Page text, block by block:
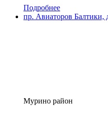
Подробнее
пр. Авиаторов Балтики,
Мурино район